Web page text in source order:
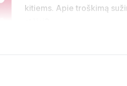
kitiems. Apie troškimą